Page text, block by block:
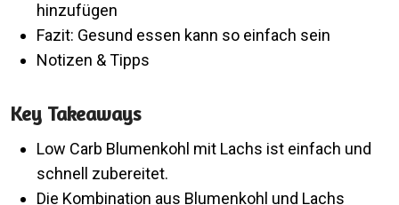
hinzufügen
Fazit: Gesund essen kann so einfach sein
Notizen & Tipps
Key Takeaways
Low Carb Blumenkohl mit Lachs ist einfach und
schnell zubereitet.
Die Kombination aus Blumenkohl und Lachs